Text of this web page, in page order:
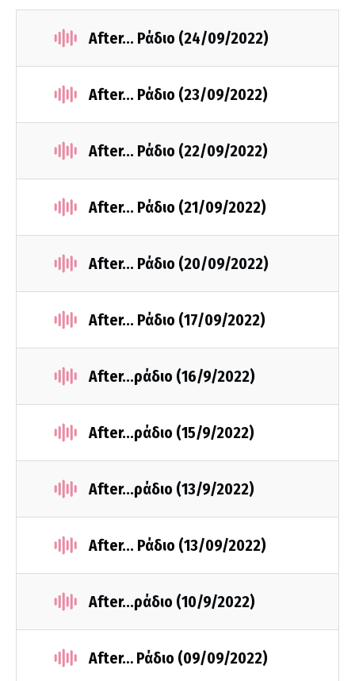
After... Ράδιο (24/09/2022)
After... Ράδιο (23/09/2022)
After... Ράδιο (22/09/2022)
After... Ράδιο (21/09/2022)
After... Ράδιο (20/09/2022)
After... Ράδιο (17/09/2022)
After...ράδιο (16/9/2022)
After...ράδιο (15/9/2022)
After...ράδιο (13/9/2022)
After... Ράδιο (13/09/2022)
After...ράδιο (10/9/2022)
After… Ράδιο (09/09/2022)